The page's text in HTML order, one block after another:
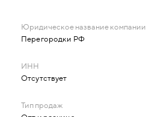
Перегородки РФ
Отсутствует